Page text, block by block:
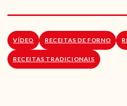
RECEITAS
LOJA
VÍDEO RECEITAS DE FORNO
RECEITAS TRADICIONAIS